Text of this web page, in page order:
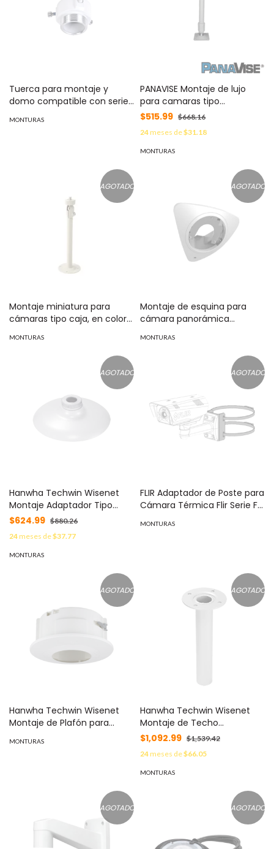
Tuerca para montaje y
domo compatible con serie
DS-2AF-NUT
MONTURAS
PANAVISE Montaje de lujo
para camaras tipo
profesional, 360º de rotacion
y 90º de inclinacion. color
Beige, 228mm MOD: 827-
09W
$515.99 $668.16
24meses de$31.18
MONTURAS
AGOTADO
Montaje miniatura para
cámaras tipo caja, en color
MONTURAS
AGOTADO
Montaje de esquina para
cámara panorámica
MONTURAS
AGOTADO
Hanwha Techwin Wisenet
Montaje Adaptador Tipo
Plato necesario para Pared o
Techo con Domos Samsung
/ Hanwha (Ver modelos
compatibles) MOD: SBP-
$624.99 $880.26
24meses de$37.77
MONTURAS
AGOTADO
FLIR Adaptador de Poste para
Cámara Térmica Flir Serie FC
MONTURAS
AGOTADO
Hanwha Techwin Wisenet
Montaje de Plafón para
QND MOD: SHD-3000F2
MONTURAS
AGOTADO
Hanwha Techwin Wisenet
Montaje de Techo
compatible con Domos Fijos
y PTZ Samsung/Hanwha
MOD: SBP-300CM
$1,092.99 $1,539.42
24meses de$66.05
MONTURAS
AGOTADO AGOTADO